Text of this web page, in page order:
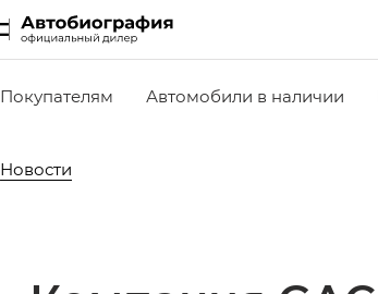
Покупателям Автомобили в наличии
Новости